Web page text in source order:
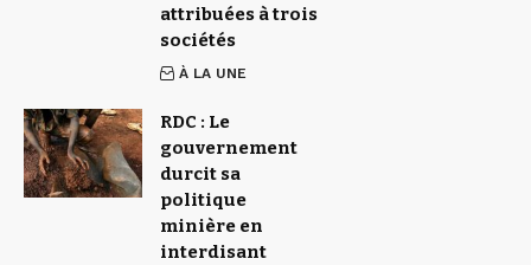
attribuées à trois
sociétés
À LA UNE
RDC : Le
gouvernement
durcit sa
politique
minière en
interdisant